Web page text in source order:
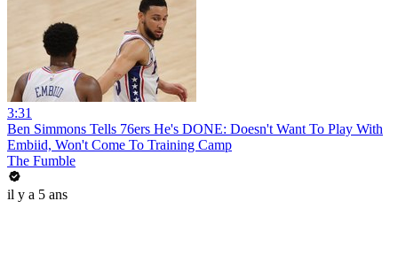
3:31
Ben Simmons Tells 76ers He's DONE: Doesn't Want To Play With
Embiid, Won't Come To Training Camp
The Fumble
il y a 5 ans